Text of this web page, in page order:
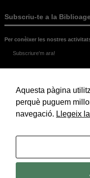
Subscriu-te a la
Per conèixer les nostres
Subscriure'm ara!
Legal
Política de Cookies
Política de Privacitat
Avís Legal
Aquesta pàgina
perquè puguem
navegació. Llegeix